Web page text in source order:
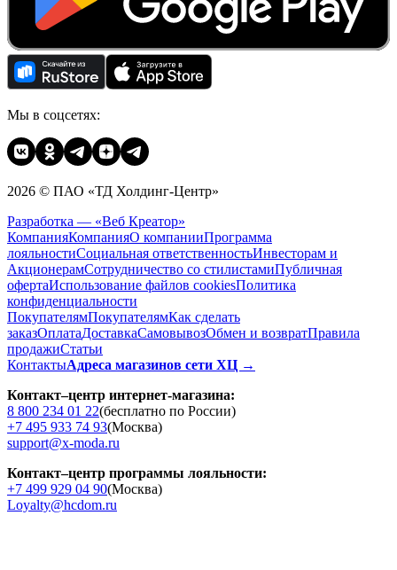
Мы в соцсетях:
2026 © ПАО «ТД Холдинг-Центр»
Разработка — «Веб Креатор»
КомпанияКомпанияО компанииПрограмма
лояльностиСоциальная ответственностьИнвесторам и
АкционерамСотрудничество со стилистамиПубличная
офертаИспользование файлов cookiesПолитика
конфиденциальности
ПокупателямПокупателямКак сделать
заказОплатаДоставкаCамовывозОбмен и возвратПравила
продажиСтатьи
КонтактыАдреса магазинов сети ХЦ →
Контакт–центр интернет-магазина:
8 800 234 01 22(бесплатно по России)
+7 495 933 74 93(Москва)
support@x-moda.ru
Контакт–центр программы лояльности:
+7 499 929 04 90(Москва)
Loyalty@hcdom.ru